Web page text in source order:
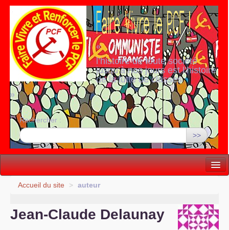
«
l’histoire de toute société
jusqu’à nos jours est l’histoire
de la lutte de classes
»
Rechercher :
>>
Vie politique
Accueil du site > auteur
Jean-Claude Delaunay